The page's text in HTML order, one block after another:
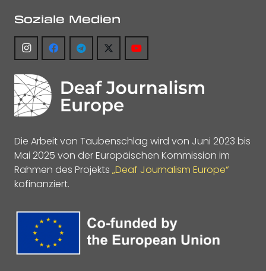
Soziale Medien
Die Arbeit von Taubenschlag wird von Juni 2023 bis
Mai 2025 von der Europäischen Kommission im
Rahmen des Projekts „Deaf Journalism Europe“
kofinanziert.